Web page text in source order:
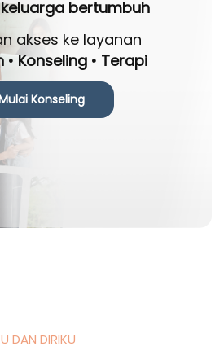
bertumbuh
akses ke layanan
• Konseling • Terapi
Konseling
DAN DIRIKU